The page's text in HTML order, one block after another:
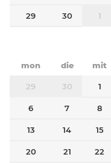
29 30 1
mon die mit
29 30 1
6 7 8
13 14 15
20 21 22